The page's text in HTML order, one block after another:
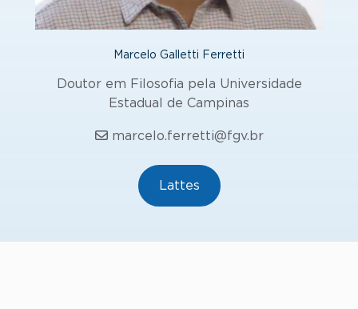
Marcelo Galletti Ferretti
Doutor em Filosofia pela Universidade
Estadual de Campinas
marcelo.ferretti@fgv.br
Lattes